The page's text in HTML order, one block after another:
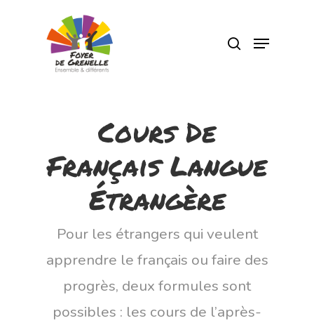
Pressez Entrée pour rechercher ou Echap
Cours De
Français Langue
Étrangère
Pour les étrangers qui veulent
apprendre le français ou faire des
progrès, deux formules sont
possibles : les cours de l’après-